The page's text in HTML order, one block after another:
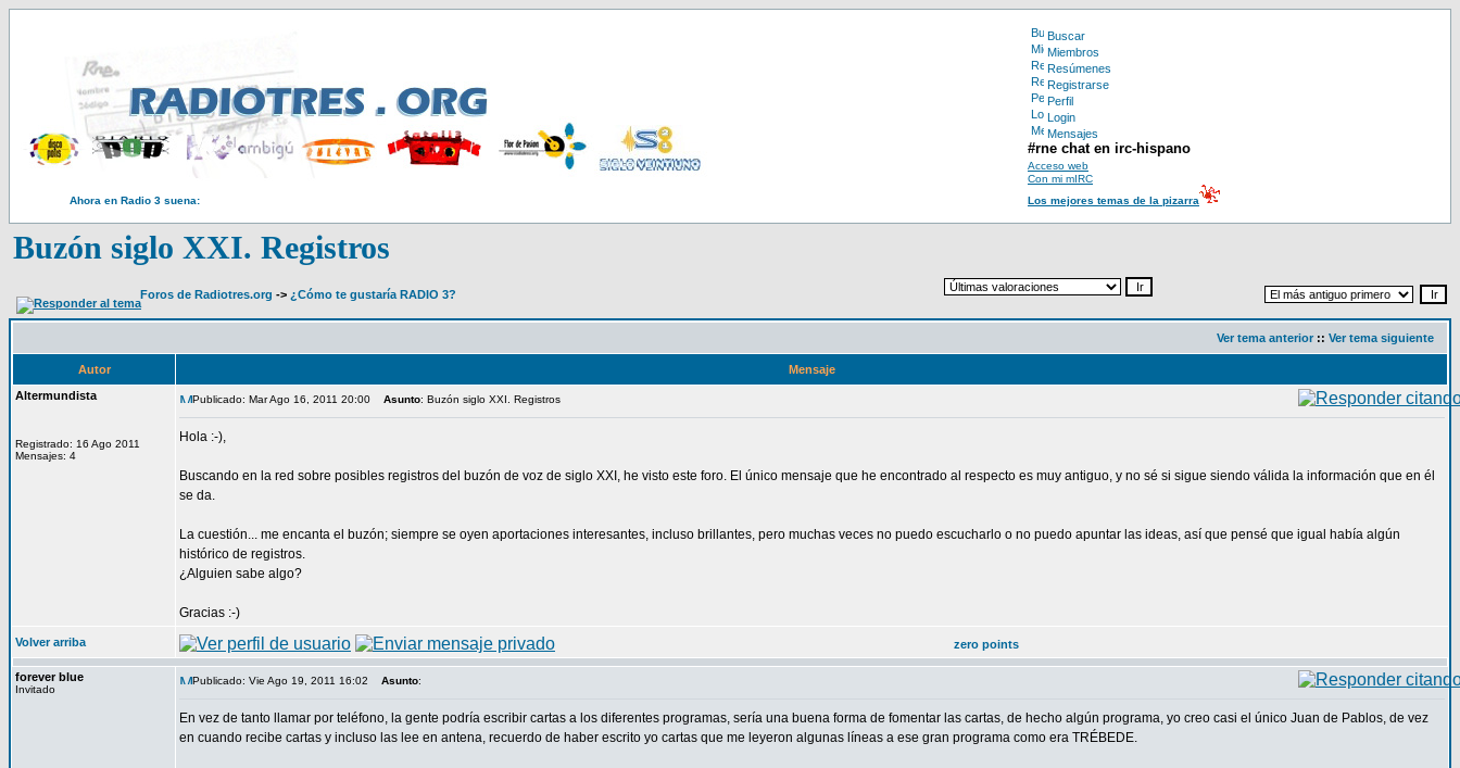
Buscar
Miembros
Resúmenes
Registrarse
Perfil
Login
Mensajes
#rne chat en irc-hispano
Acceso web
Con mi mIRC
Ahora en Radio 3 suena:
Los mejores temas de la pizarra
Buzón siglo XXI. Registros
Foros de Radiotres.org -> ¿Cómo te gustaría RADIO 3?
Ver tema anterior :: Ver tema siguiente
Autor
Mensaje
Altermundista
Registrado: 16 Ago 2011
Mensajes: 4
Publicado: Mar Ago 16, 2011 20:00 Asunto: Buzón siglo XXI. Registros
Hola :-),
Buscando en la red sobre posibles registros del buzón de voz de siglo XXI, he visto este foro. El único mensaje que he encontrado al respecto es muy antiguo, y no sé si sigue siendo válida la información que en él
se da.
La cuestión... me encanta el buzón; siempre se oyen aportaciones interesantes, incluso brillantes, pero muchas veces no puedo escucharlo o no puedo apuntar las ideas, así que pensé que igual había algún
histórico de registros.
¿Alguien sabe algo?
Gracias :-)
Volver arriba zero points
forever blue
Invitado
Publicado: Vie Ago 19, 2011 16:02 Asunto:
En vez de tanto llamar por teléfono, la gente podría escribir cartas a los diferentes programas, sería una buena forma de fomentar las cartas, de hecho algún programa, yo creo casi el único Juan de Pablos, de vez
en cuando recibe cartas y incluso las lee en antena, recuerdo de haber escrito yo cartas que me leyeron algunas líneas a ese gran programa como era TRÉBEDE.